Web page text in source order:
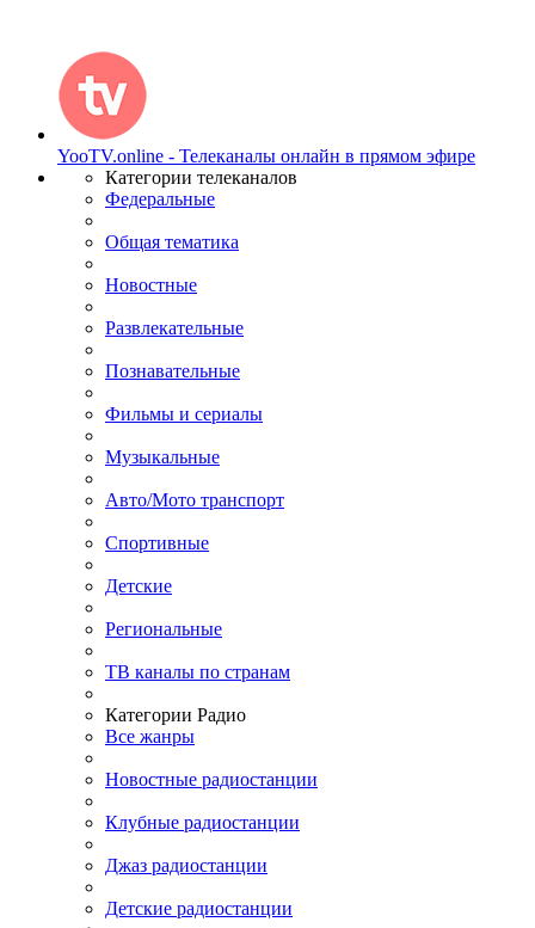
YooTV.online - Телеканалы онлайн в прямом эфире
Категории телеканалов
Федеральные
Общая тематика
Новостные
Развлекательные
Познавательные
Фильмы и сериалы
Музыкальные
Авто/Мото транспорт
Спортивные
Детские
Региональные
ТВ каналы по странам
Категории Радио
Все жанры
Новостные радиостанции
Клубные радиостанции
Джаз радиостанции
Детские радиостанции